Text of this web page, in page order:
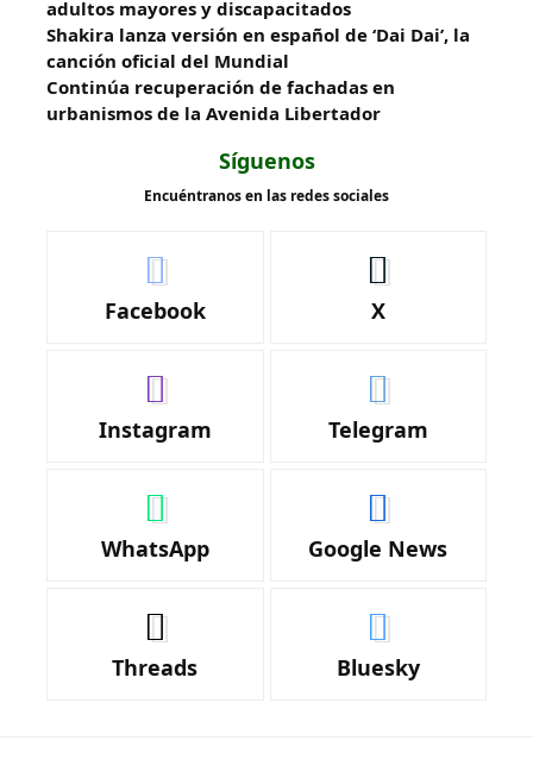
adultos mayores y discapacitados
Shakira lanza versión en español de ‘Dai Dai’, la
canción oficial del Mundial
Continúa recuperación de fachadas en
urbanismos de la Avenida Libertador
Síguenos
Encuéntranos en las redes sociales
Facebook X
Instagram Telegram
WhatsApp Google News
Threads Bluesky